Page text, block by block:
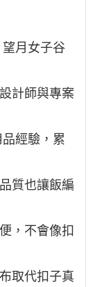
月女子谷
計師與專案
經驗，累
質也讓飯編
，不會像扣
取代扣子真